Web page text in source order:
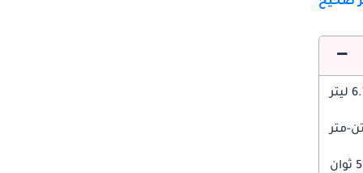
ليتر